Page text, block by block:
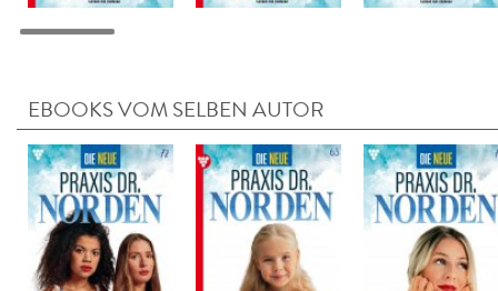
EBOOKS VOM SELBEN AUTOR